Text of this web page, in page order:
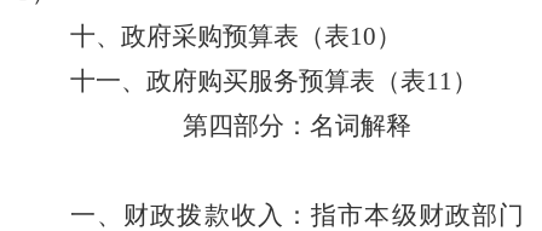
十、政府采购预算表（表10）
十一、政府购买服务预算表（表11）
第四部分：名词解释
一、财政拨款收入 ：指市本级财政部门